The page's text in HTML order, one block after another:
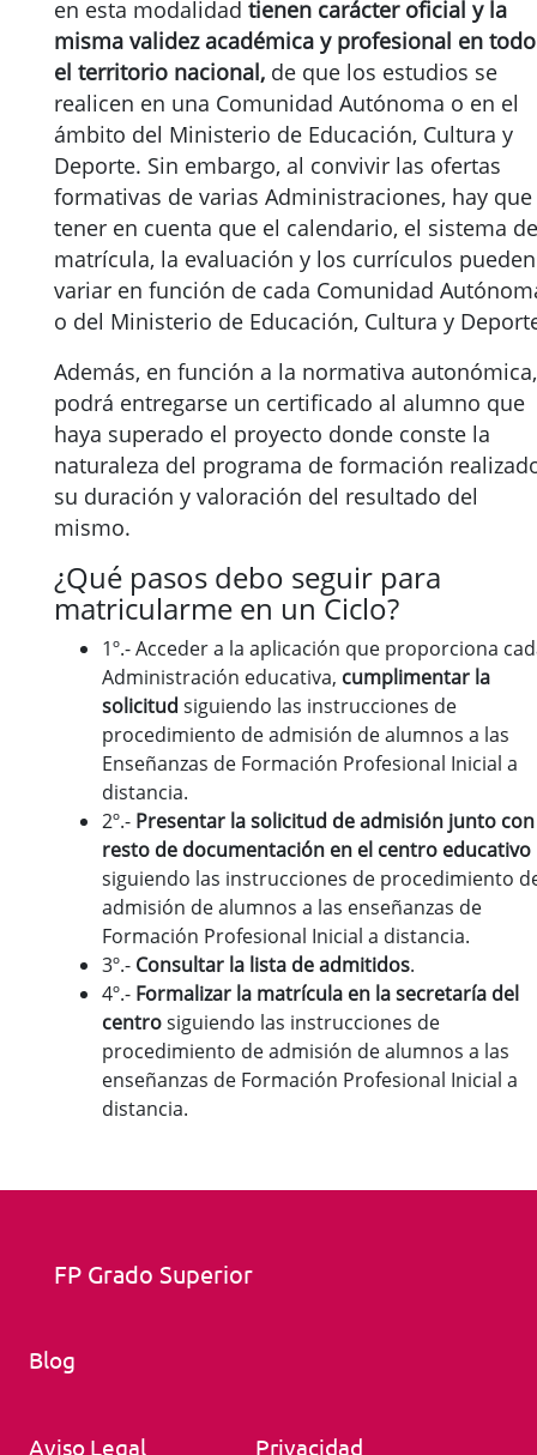
en esta modalidad tienen carácter oficial y la
misma validez académica y profesional en todo
el territorio nacional, de que los estudios se
realicen en una Comunidad Autónoma o en el
ámbito del Ministerio de Educación, Cultura y
Deporte. Sin embargo, al convivir las ofertas
formativas de varias Administraciones, hay que
tener en cuenta que el calendario, el sistema de
matrícula, la evaluación y los currículos pueden
variar en función de cada Comunidad
o del Ministerio de Educación, Cultura y
Además, en función a la normativa autonómica,
podrá entregarse un certificado al alumno que
haya superado el proyecto donde conste la
naturaleza del programa de formación
su duración y valoración del resultado del
mismo.
¿Qué pasos debo seguir para
matricularme en un Ciclo?
1º.- Acceder a la aplicación que proporciona
Administración educativa, cumplimentar la
solicitud siguiendo las instrucciones de
procedimiento de admisión de alumnos a las
Enseñanzas de Formación Profesional Inicial a
distancia.
2º.- Presentar la solicitud de admisión junto
resto de documentación en el centro educativo
siguiendo las instrucciones de procedimiento
admisión de alumnos a las enseñanzas de
Formación Profesional Inicial a distancia.
3º.- Consultar la lista de admitidos.
4º.- Formalizar la matrícula en la secretaría del
centrosiguiendo las instrucciones de
procedimiento de admisión de alumnos a las
enseñanzas de Formación Profesional Inicial a
distancia.
FP Grado Superior
Blog
Aviso Legal Privacidad